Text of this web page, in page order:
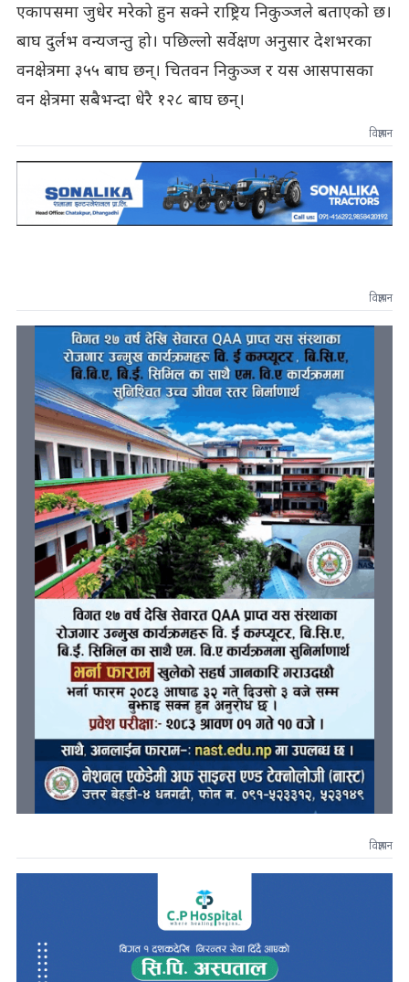
एकापसमा जुधेर मरेको हुन सक्ने राष्ट्रिय निकुञ्जले बताएको छ।
बाघ दुर्लभ वन्यजन्तु हो। पछिल्लो सर्वेक्षण अनुसार देशभरका
वनक्षेत्रमा ३५५ बाघ छन्। चितवन निकुञ्ज र यस आसपासका
वन क्षेत्रमा सबैभन्दा धेरै १२८ बाघ छन्।
विज्ञापन
विज्ञापन
विज्ञापन